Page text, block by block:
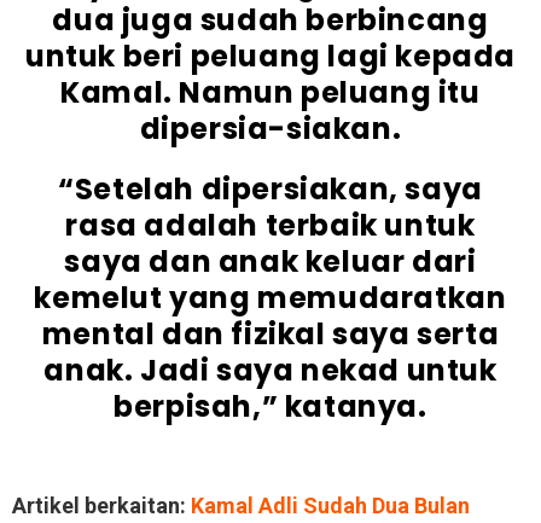
dua juga sudah berbincang
untuk beri peluang lagi kepada
Kamal. Namun peluang itu
dipersia-siakan.
“Setelah dipersiakan, saya
rasa adalah terbaik untuk
saya dan anak keluar dari
kemelut yang memudaratkan
mental dan fizikal saya serta
anak. Jadi saya nekad untuk
berpisah,” katanya.
Artikel berkaitan: Kamal Adli Sudah Dua Bulan